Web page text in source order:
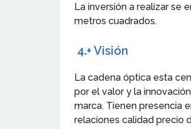
La inversión a realizar se
metros cuadrados.
4.+ Visión
La cadena óptica esta
por el valor y la
marca. Tienen presencia
relaciones calidad precio